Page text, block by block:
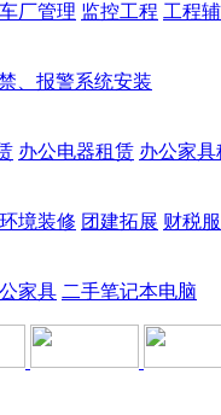
厂管理 监控工程 工程
、报警系统安装
办公电器租赁 办公家具
环境装修 团建拓展 财税
家具 二手笔记本电脑